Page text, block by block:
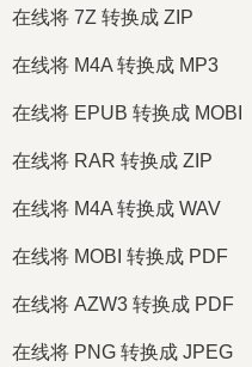
在线将 7Z 转换成 ZIP
在线将 M4A 转换成 MP3
在线将 EPUB 转换成 MOBI
在线将 RAR 转换成 ZIP
在线将 M4A 转换成 WAV
在线将 MOBI 转换成 PDF
在线将 AZW3 转换成 PDF
在线将 PNG 转换成 JPEG